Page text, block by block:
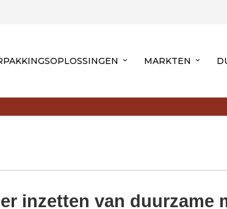
MARKTEN
inzetten van duurzame